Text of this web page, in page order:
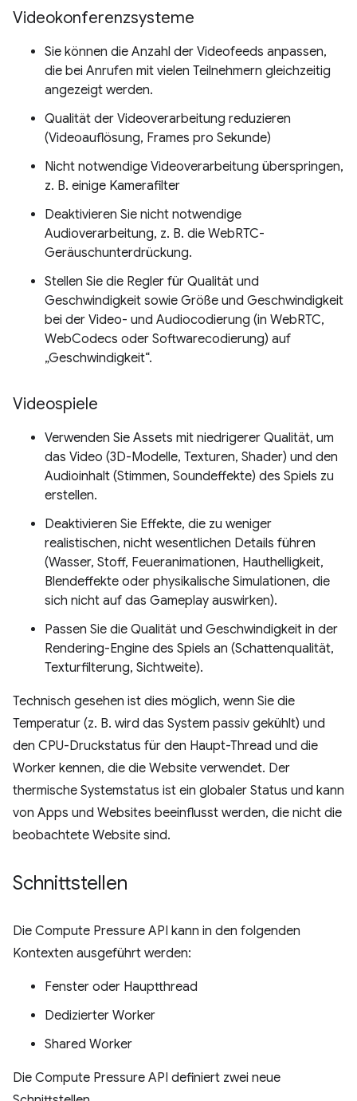
Videokonferenzsysteme
Sie können die Anzahl der Videofeeds anpassen,
die bei Anrufen mit vielen Teilnehmern gleichzeitig
angezeigt werden.
Qualität der Videoverarbeitung reduzieren
(Videoauflösung, Frames pro Sekunde)
Nicht notwendige Videoverarbeitung überspringen,
z. B. einige Kamerafilter
Deaktivieren Sie nicht notwendige
Audioverarbeitung, z. B. die WebRTC-
Geräuschunterdrückung.
Stellen Sie die Regler für Qualität und
Geschwindigkeit sowie Größe und Geschwindigkeit
bei der Video- und Audiocodierung (in WebRTC,
WebCodecs oder Softwarecodierung) auf
„Geschwindigkeit“.
Videospiele
Verwenden Sie Assets mit niedrigerer Qualität, um
das Video (3D-Modelle, Texturen, Shader) und den
Audioinhalt (Stimmen, Soundeffekte) des Spiels zu
erstellen.
Deaktivieren Sie Effekte, die zu weniger
realistischen, nicht wesentlichen Details führen
(Wasser, Stoff, Feueranimationen, Hauthelligkeit,
Blendeffekte oder physikalische Simulationen, die
sich nicht auf das Gameplay auswirken).
Passen Sie die Qualität und Geschwindigkeit in der
Rendering-Engine des Spiels an (Schattenqualität,
Texturfilterung, Sichtweite).
Technisch gesehen ist dies möglich, wenn Sie die
Temperatur (z. B. wird das System passiv gekühlt) und
den CPU-Druckstatus für den Haupt-Thread und die
Worker kennen, die die Website verwendet. Der
thermische Systemstatus ist ein globaler Status und kann
von Apps und Websites beeinflusst werden, die nicht die
beobachtete Website sind.
Schnittstellen
Die Compute Pressure API kann in den folgenden
Kontexten ausgeführt werden:
Fenster oder Hauptthread
Dedizierter Worker
Shared Worker
Die Compute Pressure API definiert zwei neue